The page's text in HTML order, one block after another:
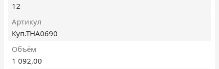
12
Артикул
Куп.ТНА0690
Объём
1 092,00